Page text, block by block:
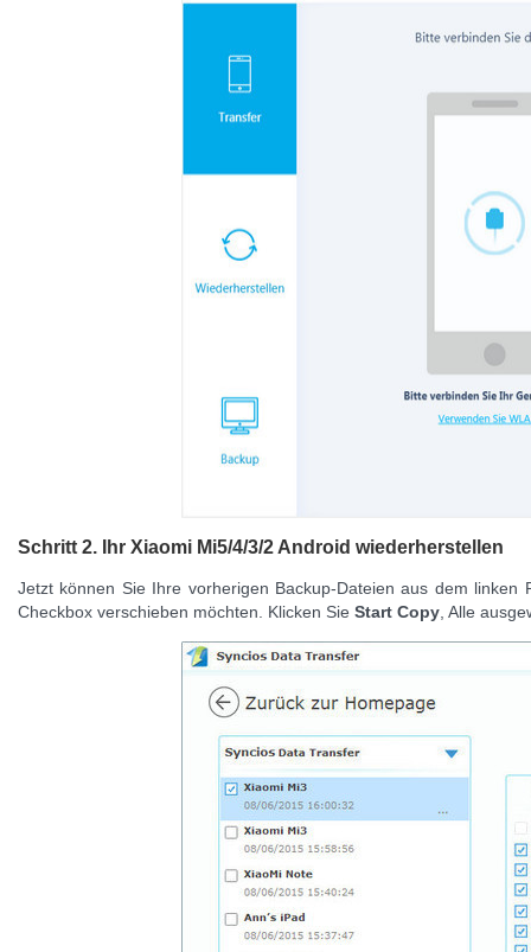
Schritt 2. Ihr Xiaomi Mi5/4/3/2 Android wiederherstellen
Jetzt können Sie Ihre vorherigen Backup-Dateien aus dem
Checkbox verschieben möchten. Klicken Sie Start Copy , Alle